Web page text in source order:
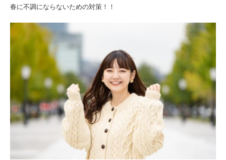
春に不調にならないための対策！！